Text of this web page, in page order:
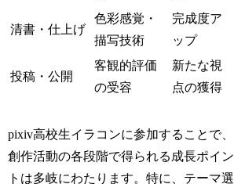
清書・仕上げ
色彩感覚・
描写技術
完成度ア
ップ
投稿・公開
客観的評価
の受容
新たな視
点の獲得
pixiv高校生イラコンに参加することで、
創作活動の各段階で得られる成長ポイン
トは多岐にわたります。特に、テーマ選